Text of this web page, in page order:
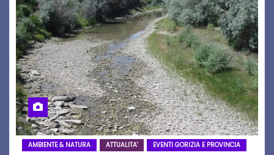
AMBIENTE & NATURA ATTUALITA' EVENTI GORIZIA E PROVINCIA